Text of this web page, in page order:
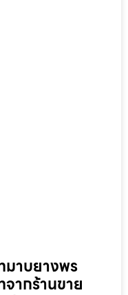
มาบยางพร
จากร้านขาย